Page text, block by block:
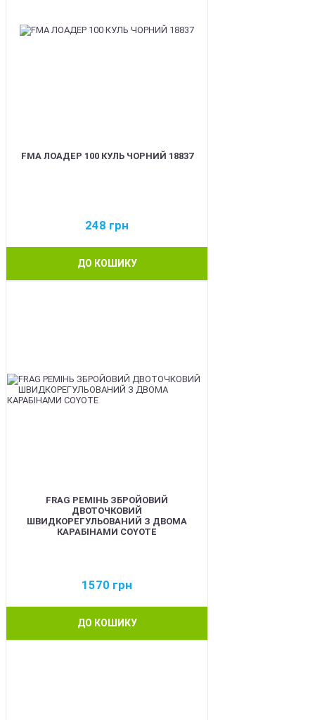
FMA ЛОАДЕР 100 КУЛЬ ЧОРНИЙ 18837
248 грн
ДО КОШИКУ
FRAG РЕМІНЬ ЗБРОЙОВИЙ
ДВОТОЧКОВИЙ
ШВИДКОРЕГУЛЬОВАНИЙ З ДВОМА
КАРАБІНАМИ COYOTE
1570 грн
ДО КОШИКУ